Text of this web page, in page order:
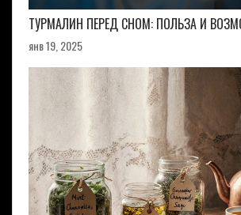
ТУРМАЛИН ПЕРЕД СНОМ: ПОЛЬЗА И
янв 19, 2025